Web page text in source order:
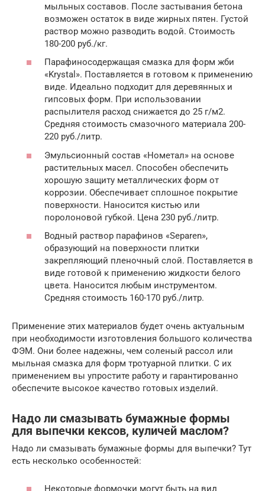
мыльных составов. После застывания бетона
возможен остаток в виде жирных пятен. Густой
раствор можно разводить водой. Стоимость
180-200 руб./кг.
Парафиносодержащая смазка для форм жби
«Krystal». Поставляется в готовом к применению
виде. Идеально подходит для деревянных и
гипсовых форм. При использовании
распылителя расход снижается до 25 г/м2.
Средняя стоимость смазочного материала 200-
220 руб./литр.
Эмульсионный состав «Нометал» на основе
растительных масел. Способен обеспечить
хорошую защиту металлических форм от
коррозии. Обеспечивает сплошное покрытие
поверхности. Наносится кистью или
поролоновой губкой. Цена 230 руб./литр.
Водный раствор парафинов «Separen»,
образующий на поверхности плитки
закрепляющий пленочный слой. Поставляется в
виде готовой к применению жидкости белого
цвета. Наносится любым инструментом.
Средняя стоимость 160-170 руб./литр.
Применение этих материалов будет очень актуальным
при необходимости изготовления большого количества
ФЭМ. Они более надежны, чем соленый рассол или
мыльная смазка для форм тротуарной плитки. С их
применением вы упростите работу и гарантированно
обеспечите высокое качество готовых изделий.
Надо ли смазывать бумажные формы
для выпечки кексов, куличей маслом?
Надо ли смазывать бумажные формы для выпечки? Тут
есть несколько особенностей:
Некоторые формочки могут быть на вид